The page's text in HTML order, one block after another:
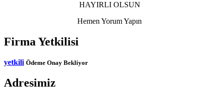
HAYIRLI OLSUN
Hemen Yorum Yapın
Firma Yetkilisi
yetkili Ödeme Onay Bekliyor
Adresimiz